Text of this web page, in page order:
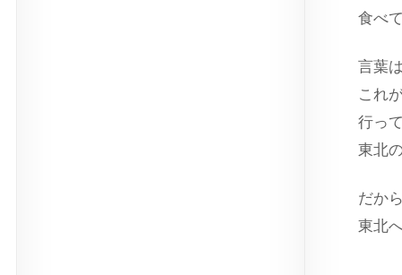
食べ
言葉
これ
行っ
東北
だか
東北